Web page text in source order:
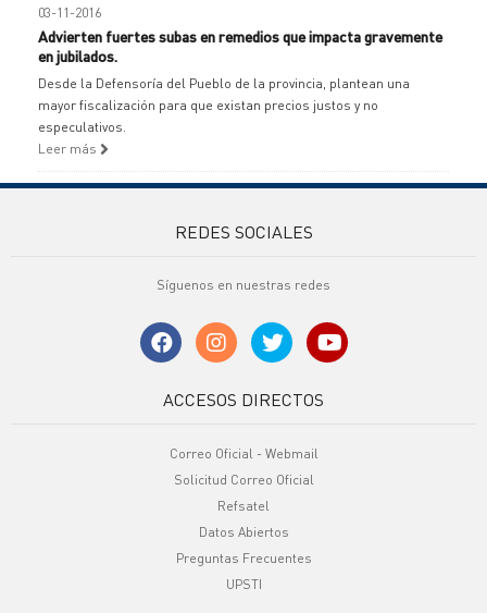
03-11-2016
Advierten fuertes subas en remedios que impacta gravemente
en jubilados.
Desde la Defensoría del Pueblo de la provincia, plantean una
mayor fiscalización para que existan precios justos y no
especulativos.
Leer más
REDES SOCIALES
Síguenos en nuestras redes
ACCESOS DIRECTOS
Correo Oficial - Webmail
Solicitud Correo Oficial
Refsatel
Datos Abiertos
Preguntas Frecuentes
UPSTI